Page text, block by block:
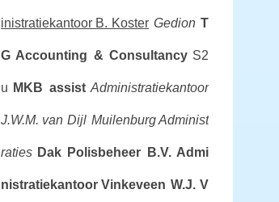
inistratiekantoor B. Koster Gedion T
G Accounting & Consultancy S2
u MKB assist Administratiekantoor
J.W.M. van Dijl Muilenburg Administ
raties Dak Polisbeheer B.V. Admi
nistratiekantoor Vinkeveen W.J. V